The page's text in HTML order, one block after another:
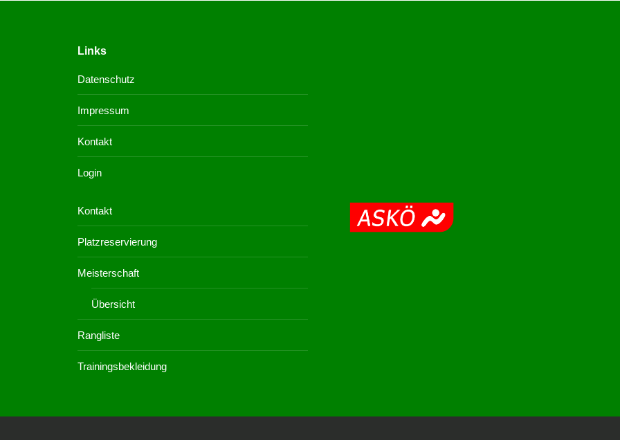
Links
Datenschutz
Impressum
Kontakt
Login
Kontakt
Platzreservierung
Meisterschaft
Übersicht
Rangliste
Trainingsbekleidung